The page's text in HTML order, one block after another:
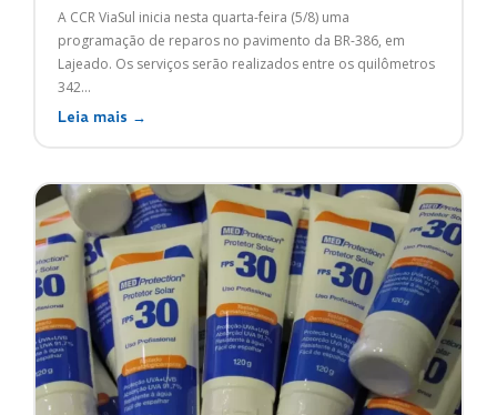
A CCR ViaSul inicia nesta quarta-feira (5/8) uma
programação de reparos no pavimento da BR-386, em
Lajeado. Os serviços serão realizados entre os quilômetros
342...
Leia mais →